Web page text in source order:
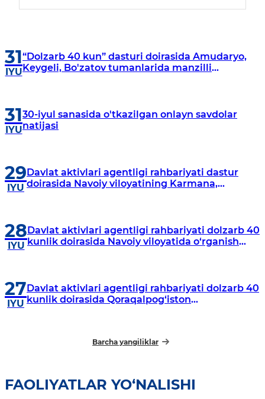
31
IYU
“Dolzarb 40 kun” dasturi doirasida Amudaryo,
Keygeli, Bo'zatov tumanlarida manzilli
31
IYU
30-iyul sanasida o'tkazilgan onlayn savdolar
natijasi
29
IYU
Davlat aktivlari agentligi rahbariyati dastur
doirasida Navoiy viloyatining Karmana,
28
IYU
Davlat aktivlari agentligi rahbariyati dolzarb 40
kunlik doirasida Navoiy viloyatida o‘rganish
27
IYU
Davlat aktivlari agentligi rahbariyati dolzarb 40
kunlik doirasida Qoraqalpog‘iston
Barcha yangiliklar
FAOLIYATLAR YO‘NALISHI